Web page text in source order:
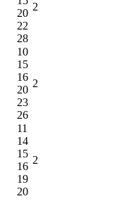
20
22
28
2
10
15
16
20
23
26
2
11
14
15
16
19
20
2